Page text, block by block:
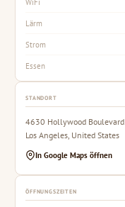
WiFi
Lärm
Strom
Essen
STANDORT
4630 Hollywood Boulevard
Los Angeles, United States
In Google Maps öffnen
ÖFFNUNGSZEITEN